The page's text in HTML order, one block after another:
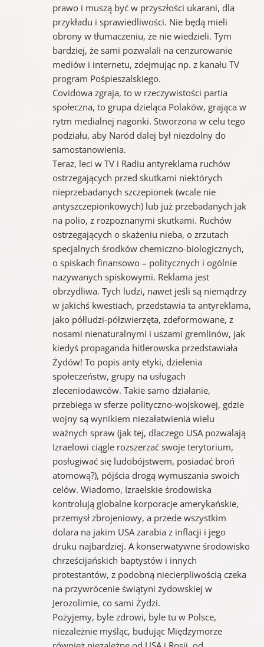
prawo i muszą być w przyszłości ukarani, dla
przykładu i sprawiedliwości. Nie będą mieli
obrony w tłumaczeniu, że nie wiedzieli. Tym
bardziej, że sami pozwalali na cenzurowanie
mediów i internetu, zdejmując np. z kanału TV
program Pośpieszalskiego.
Covidowa zgraja, to w rzeczywistości partia
społeczna, to grupa dzieląca Polaków, grająca w
rytm medialnej nagonki. Stworzona w celu tego
podziału, aby Naród dalej był niezdolny do
samostanowienia.
Teraz, leci w TV i Radiu antyreklama ruchów
ostrzegających przed skutkami niektórych
nieprzebadanych szczepionek (wcale nie
antyszczepionkowych) lub już przebadanych jak
na polio, z rozpoznanymi skutkami. Ruchów
ostrzegających o skażeniu nieba, o zrzutach
specjalnych środków chemiczno-biologicznych,
o spiskach finansowo – politycznych i ogólnie
nazywanych spiskowymi. Reklama jest
obrzydliwa. Tych ludzi, nawet jeśli są niemądrzy
w jakichś kwestiach, przedstawia ta antyreklama,
jako półludzi-półzwierzęta, zdeformowane, z
nosami nienaturalnymi i uszami gremlinów, jak
kiedyś propaganda hitlerowska przedstawiała
Żydów! To popis anty etyki, dzielenia
społeczeństw, grupy na usługach
zleceniodawców. Takie samo działanie,
przebiega w sferze polityczno-wojskowej, gdzie
wojny są wynikiem niezałatwienia wielu
ważnych spraw (jak tej, dlaczego USA pozwalają
Izraelowi ciągle rozszerzać swoje terytorium,
posługiwać się ludobójstwem, posiadać broń
atomową?), pójścia drogą wymuszania swoich
celów. Wiadomo, Izraelskie środowiska
kontrolują globalne korporacje amerykańskie,
przemysł zbrojeniowy, a przede wszystkim
dolara na jakim USA zarabia z inflacji i jego
druku najbardziej. A konserwatywne środowisko
chrześcijańskich baptystów i innych
protestantów, z podobną niecierpliwością czeka
na przywrócenie świątyni żydowskiej w
Jerozolimie, co sami Żydzi.
Pożyjemy, byle zdrowi, byle tu w Polsce,
niezależnie myśląc, budując Międzymorze